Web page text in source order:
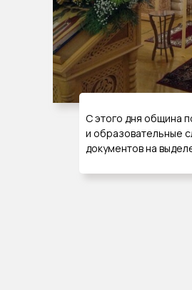
С этого дня община
и образовательные
документов на